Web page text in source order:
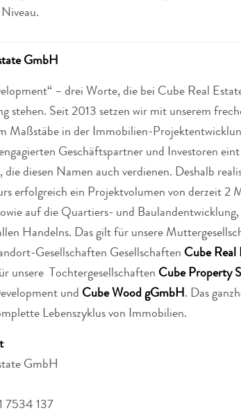
GmbH
– drei Worte, die bei Cube Real
stehen. Seit 2013 setzen wir mit unserem
Maßstäbe in der Immobilien-
Geschäftspartner und Investoren
die diesen Namen auch verdienen. Deshalb
erfolgreich ein Projektvolumen von derzeit 2
auf die Quartiers- und
Handelns. Das gilt für unsere
Gesellschaften Gesellschaften Cube Real
unsere Tochtergesellschaften Cube Property
und Cube Wood gGmbH. Das
Lebenszyklus von Immobilien.
GmbH
7534 137